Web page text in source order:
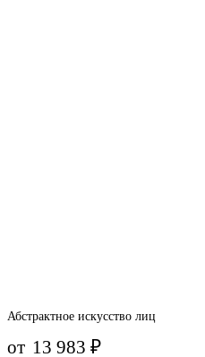
Абстрактное искусство лиц
от 13 983₽